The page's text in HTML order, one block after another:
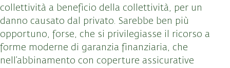
collettività a beneficio della collettività, per un
danno causato dal privato. Sarebbe ben più
opportuno, forse, che si privilegiasse il ricorso a
forme moderne di garanzia finanziaria, che
nell’abbinamento con coperture assicurative